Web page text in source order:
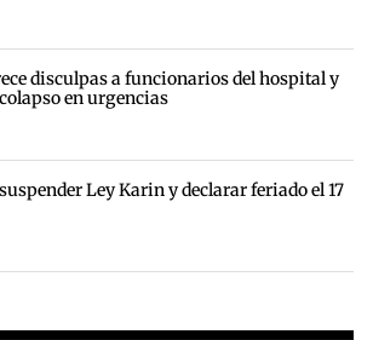
disculpas a funcionarios del hospital y
en urgencias
Ley Karin y declarar feriado el 17